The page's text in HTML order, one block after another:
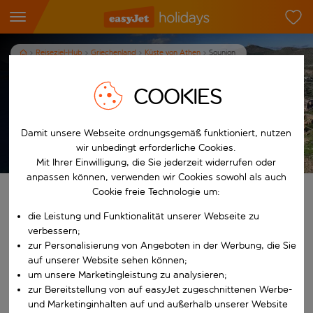
Reiseziel-Hub Griechenland Küste von Athen Sounion
Urlaub in Sounion
Finde deinen perfekten Urlaub
Beginne mit der Eingabe für die automatische
Ab
Nach
COOKIES
Damit unsere Webseite ordnungsgemäß funktioniert, nutzen
wir unbedingt erforderliche Cookies.
Mit Ihrer Einwilligung, die Sie jederzeit widerrufen oder
anpassen können, verwenden wir Cookies sowohl als auch
Cookie freie Technologie um:
die Leistung und Funktionalität unserer Webseite zu
verbessern;
zur Personalisierung von Angeboten in der Werbung, die Sie
auf unserer Website sehen können;
um unsere Marketingleistung zu analysieren;
zur Bereitstellung von auf easyJet zugeschnittenen Werbe-
und Marketinginhalten auf und außerhalb unserer Website